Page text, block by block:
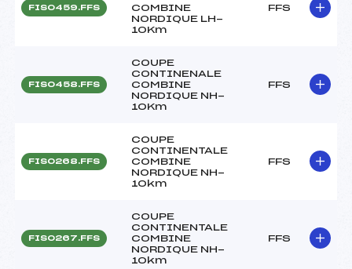
FIS0459.FFS
COMBINE
NORDIQUE LH-
10Km
FFS
FIS0458.FFS
COUPE
CONTINENALE
COMBINE
NORDIQUE NH-
10Km
FFS
FIS0268.FFS
COUPE
CONTINENTALE
COMBINE
NORDIQUE NH-
10km
FFS
FIS0267.FFS
COUPE
CONTINENTALE
COMBINE
NORDIQUE NH-
10km
FFS